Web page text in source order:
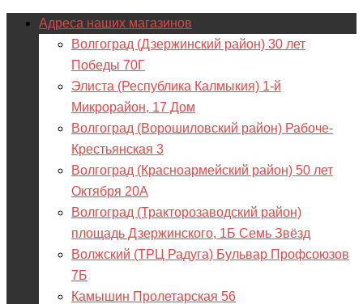
Адреса наших магазинов
Волгоград (Дзержинский район) 30 лет
Победы 70Г
Элиста (Республика Калмыкия) 1-й
Микрорайон, 17 Дом
Волгоград (Ворошиловский район) Рабоче-
Крестьянская 3
Волгоград (Красноармейский район) 50 лет
Октября 20А
Волгоград (Тракторозаводский район)
площадь Дзержинского, 1Б Семь Звёзд
Волжский (ТРЦ Радуга) Бульвар Профсоюзов
7Б
Камышин Пролетарская 56